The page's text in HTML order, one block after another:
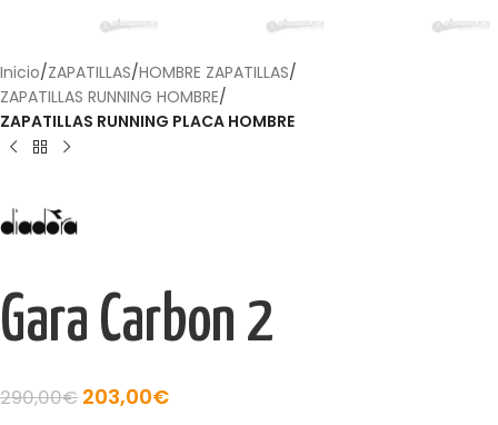
Inicio ZAPATILLAS HOMBRE ZAPATILLAS
ZAPATILLAS RUNNING HOMBRE
ZAPATILLAS RUNNING PLACA HOMBRE
Gara Carbon 2
290,00€ 203,00€